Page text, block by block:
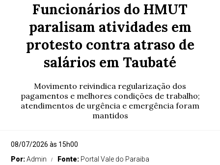
Funcionários do HMUT
paralisam atividades em
protesto contra atraso de
salários em Taubaté
Movimento reivindica regularização dos
pagamentos e melhores condições de trabalho;
atendimentos de urgência e emergência foram
mantidos
08/07/2026 às 15h00
Por:Admin Fonte: Portal Vale do Paraiba